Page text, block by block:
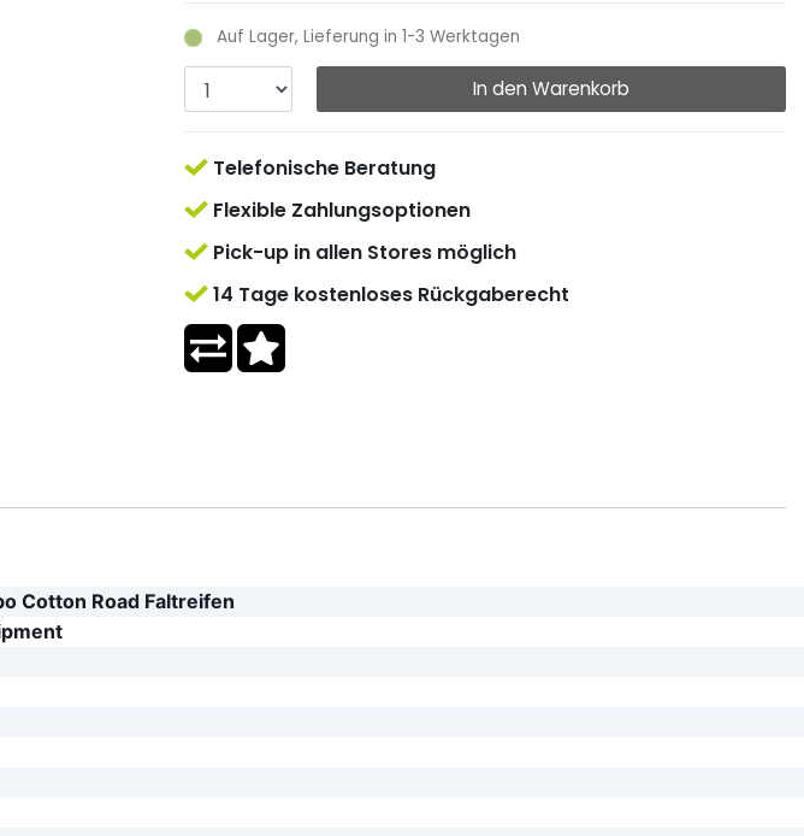
Auf Lager, Lieferung in 1-3 Werktagen
In den Warenkorb
Telefonische Beratung
Flexible Zahlungsoptionen
Pick-up in allen Stores möglich
14 Tage kostenloses Rückgaberecht
Cotton Road Faltreifen